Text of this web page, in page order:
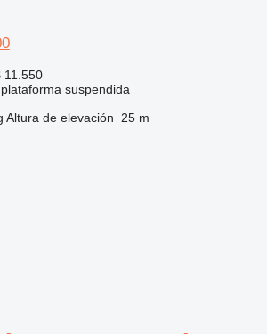
11.550
suspendida
Altura de elevación
25 m